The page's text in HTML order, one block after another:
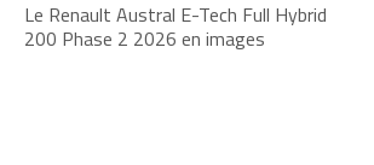
Le Renault Austral E-Tech Full Hybrid
200 Phase 2 2026 en images